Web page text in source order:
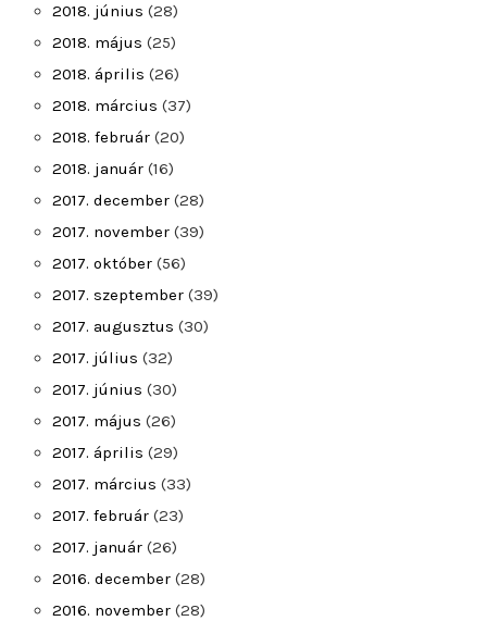
2018. június (28)
2018. május (25)
2018. április (26)
2018. március (37)
2018. február (20)
2018. január (16)
2017. december (28)
2017. november (39)
2017. október (56)
2017. szeptember (39)
2017. augusztus (30)
2017. július (32)
2017. június (30)
2017. május (26)
2017. április (29)
2017. március (33)
2017. február (23)
2017. január (26)
2016. december (28)
2016. november (28)